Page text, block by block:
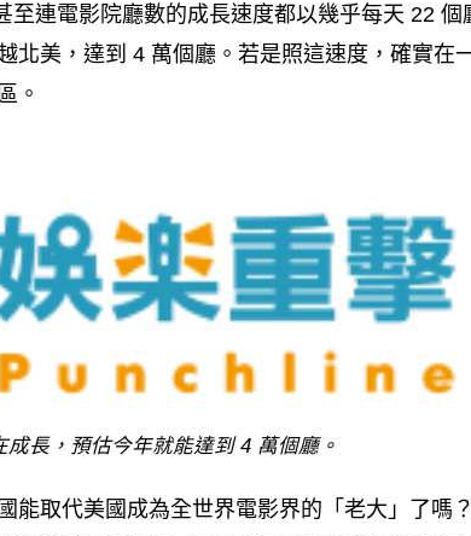
連電影院廳數的成長速度都以幾乎每天 22 個
北美，達到 4 萬個廳。若是照這速度，確實在
。
長，預估今年就能達到 4 萬個廳。
能取代美國成為全世界電影界的「老大」了嗎